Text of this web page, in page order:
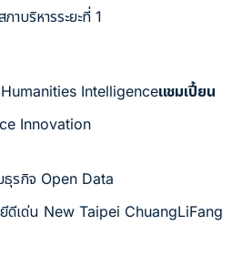
าบริหารระยะที่ 1
Intelligenceแชมเปี้ยน
Innovation
รกิจ Open Data
ยีดีเด่น New Taipei ChuangLiFang